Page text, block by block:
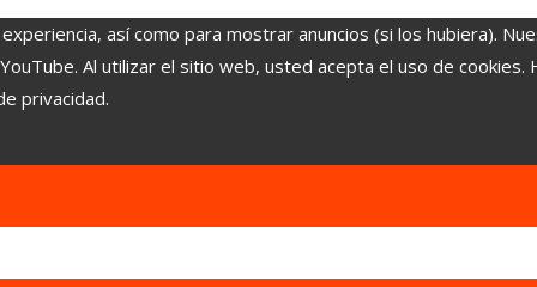
así como para mostrar anuncios (si los hubiera).
Al utilizar el sitio web, usted acepta el uso de
privacidad.